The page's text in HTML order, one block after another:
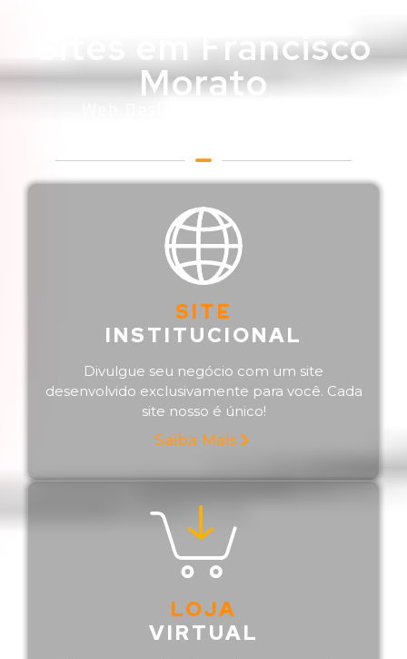
Sites em Francisco
Morato
SITE
INSTITUCIONAL
Divulgue seu negócio com um site
desenvolvido exclusivamente para você. Cada
site nosso é único!
Saiba Mais
LOJA
VIRTUAL